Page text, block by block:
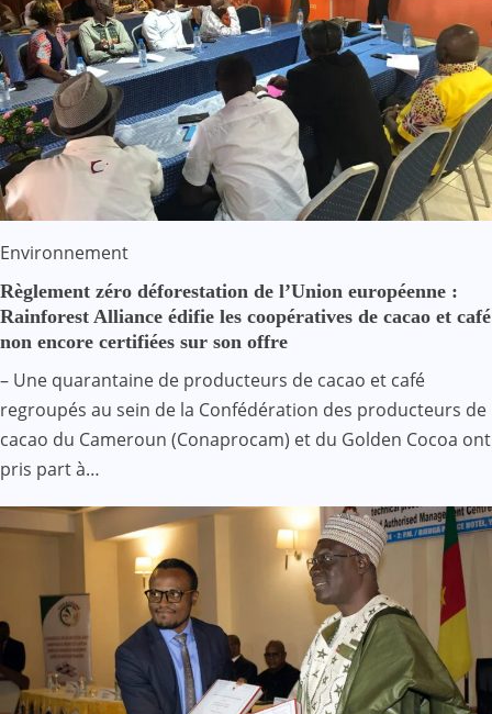
Environnement
Règlement zéro déforestation de l’Union européenne :
Rainforest Alliance édifie les coopératives de cacao et café
non encore certifiées sur son offre
– Une quarantaine de producteurs de cacao et café
regroupés au sein de la Confédération des producteurs de
cacao du Cameroun (Conaprocam) et du Golden Cocoa ont
pris part à…